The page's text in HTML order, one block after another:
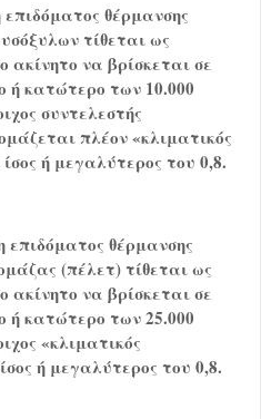
θέρμανσης
τίθεται ως
ακίνητο να βρίσκεται σε
ή κατώτερο των 10.000
συντελεστής
πλέον «κλιματικός
ή μεγαλύτερος του 0,8.
επιδόματος θέρμανσης
(πέλετ) τίθεται ως
ακίνητο να βρίσκεται σε
ή κατώτερο των 25.000
«κλιματικός
ή μεγαλύτερος του 0,8.